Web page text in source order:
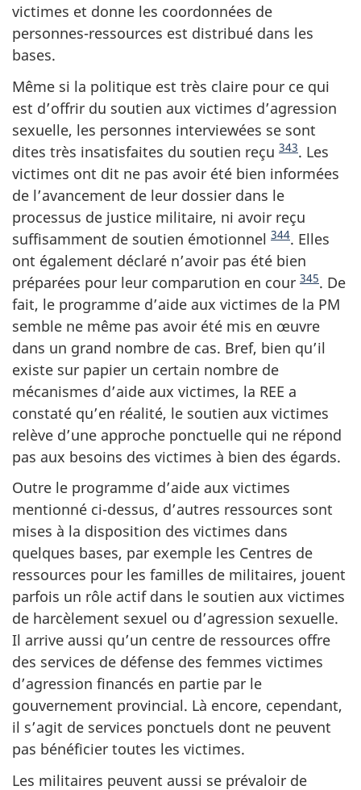
victimes et donne les coordonnées de
personnes-ressources est distribué dans les
bases.
Même si la politique est très claire pour ce qui
est d’offrir du soutien aux victimes d’agression
sexuelle, les personnes interviewées se sont
dites très insatisfaites du soutien reçu 343. Les
victimes ont dit ne pas avoir été bien informées
de l’avancement de leur dossier dans le
processus de justice militaire, ni avoir reçu
suffisamment de soutien émotionnel 344. Elles
ont également déclaré n’avoir pas été bien
préparées pour leur comparution en cour 345. De
fait, le programme d’aide aux victimes de la PM
semble ne même pas avoir été mis en œuvre
dans un grand nombre de cas. Bref, bien qu’il
existe sur papier un certain nombre de
mécanismes d’aide aux victimes, la REE a
constaté qu’en réalité, le soutien aux victimes
relève d’une approche ponctuelle qui ne répond
pas aux besoins des victimes à bien des égards.
Outre le programme d’aide aux victimes
mentionné ci-dessus, d’autres ressources sont
mises à la disposition des victimes dans
quelques bases, par exemple les Centres de
ressources pour les familles de militaires, jouent
parfois un rôle actif dans le soutien aux victimes
de harcèlement sexuel ou d’agression sexuelle.
Il arrive aussi qu’un centre de ressources offre
des services de défense des femmes victimes
d’agression financés en partie par le
gouvernement provincial. Là encore, cependant,
il s’agit de services ponctuels dont ne peuvent
pas bénéficier toutes les victimes.
Les militaires peuvent aussi se prévaloir de